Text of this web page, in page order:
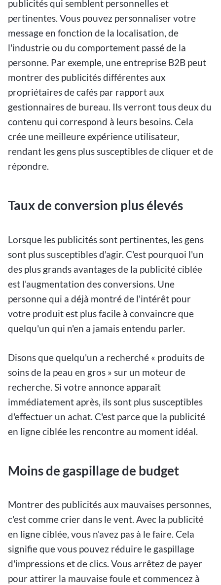
publicités qui semblent personnelles et
pertinentes. Vous pouvez personnaliser votre
message en fonction de la localisation, de
l'industrie ou du comportement passé de la
personne. Par exemple, une entreprise B2B peut
montrer des publicités différentes aux
propriétaires de cafés par rapport aux
gestionnaires de bureau. Ils verront tous deux du
contenu qui correspond à leurs besoins. Cela
crée une meilleure expérience utilisateur,
rendant les gens plus susceptibles de cliquer et de
répondre.
Taux de conversion plus élevés
Lorsque les publicités sont pertinentes, les gens
sont plus susceptibles d'agir. C'est pourquoi l'un
des plus grands avantages de la publicité ciblée
est l'augmentation des conversions. Une
personne qui a déjà montré de l'intérêt pour
votre produit est plus facile à convaincre que
quelqu'un qui n'en a jamais entendu parler.
Disons que quelqu'un a recherché « produits de
soins de la peau en gros » sur un moteur de
recherche. Si votre annonce apparaît
immédiatement après, ils sont plus susceptibles
d'effectuer un achat. C'est parce que la publicité
en ligne ciblée les rencontre au moment idéal.
Moins de gaspillage de budget
Montrer des publicités aux mauvaises personnes,
c'est comme crier dans le vent. Avec la publicité
en ligne ciblée, vous n'avez pas à le faire. Cela
signifie que vous pouvez réduire le gaspillage
d'impressions et de clics. Vous arrêtez de payer
pour attirer la mauvaise foule et commencez à